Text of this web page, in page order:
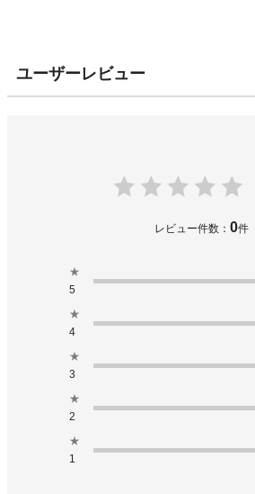
ユーザーレビュー
レビュー件数： 0件
★
5
★
4
★
3
★
2
★
1